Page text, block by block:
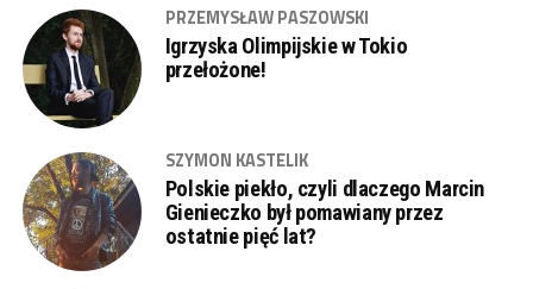
PRZEMYSŁAW PASZOWSKI
Igrzyska Olimpijskie w Tokio
przełożone!
SZYMON KASTELIK
Polskie piekło, czyli dlaczego Marcin
Gienieczko był pomawiany przez
ostatnie pięć lat?